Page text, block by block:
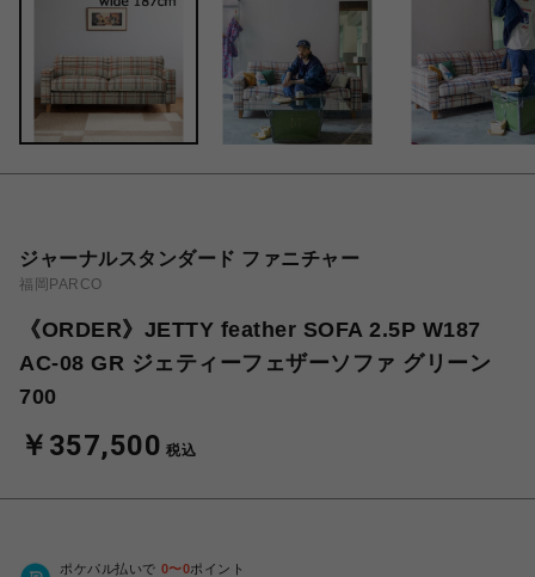
ジャーナルスタンダード ファニチャー
福岡PARCO
《ORDER》JETTY feather SOFA 2.5P W187
AC-08 GR ジェティーフェザーソファ グリーン
700
￥357,500 税込
ポケパル払いで 0〜0ポイント